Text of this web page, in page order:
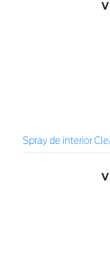
Spray de interior